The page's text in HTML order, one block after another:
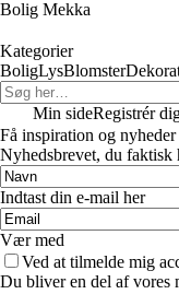
Bolig Mekka
Kategorier
BoligLysBlomster
Min sideRegistrér
Få inspiration og
Nyhedsbrevet, du faktisk
Indtast din e-mail her
Vær med
Ved at tilmelde mig
Du bliver en del af vores